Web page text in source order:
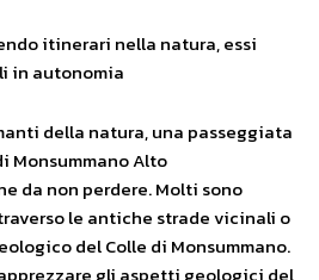
itinerari nella natura, essi
in autonomia
della natura, una passeggiata
Monsummano Alto
da non perdere. Molti sono
le antiche strade vicinali o
del Colle di Monsummano.